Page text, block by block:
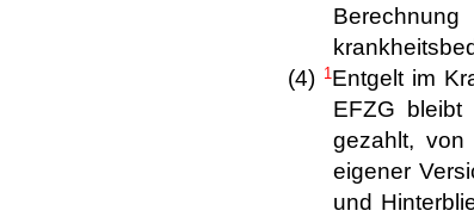
(4) 1Entgelt im
EFZG bleibt
gezahlt,
eigener
und